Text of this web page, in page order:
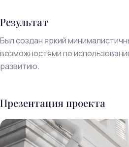
Результат
Был создан яркий
возможностями по
развитию.
Презентация проекта